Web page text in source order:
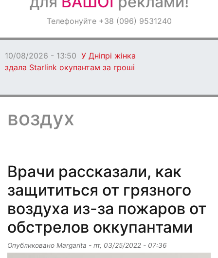
ОголошенняТелефонуйте +38 (096) 9531240
10/08/2026 - 13:50 У Дніпрі жінка
здала Starlink окупантам за гроші
воздух
Врачи рассказали, как
защититься от грязного
воздуха из-за пожаров от
обстрелов оккупантами
Опубликовано Margarita - пт, 03/25/2022 - 07:36